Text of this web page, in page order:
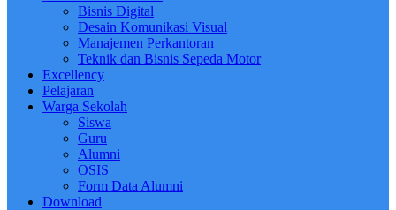
Bisnis Digital
Desain Komunikasi Visual
Manajemen Perkantoran
Teknik dan Bisnis Sepeda Motor
Excellency
Pelajaran
Warga Sekolah
Siswa
Guru
Alumni
OSIS
Form Data Alumni
Download